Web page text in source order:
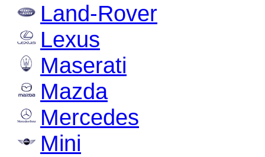
Land-Rover
Lexus
Maserati
Mazda
Mercedes
Mini